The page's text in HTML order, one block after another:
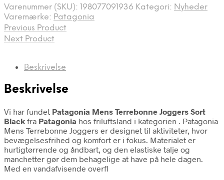
Varenummer (SKU): 198077091936 Kategori: Nyheder
Varemærke: Patagonia
Previous Product
Next Product
Beskrivelse
Beskrivelse
Vi har fundet Patagonia Mens Terrebonne Joggers Sort
Black fra Patagonia hos friluftsland i kategorien . Patagonia
Mens Terrebonne Joggers er designet til aktiviteter, hvor
bevægelsesfrihed og komfort er i fokus. Materialet er
hurtigtørrende og åndbart, og den elastiske talje og
manchetter gør dem behagelige at have på hele dagen.
Med en vandafvisende overfl